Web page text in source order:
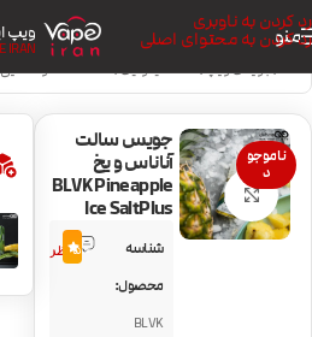
رد کردن به ناوبری
رد کردن به محتوای اصلی
منو ویپ
IRAN
خانه/جویس ویپ/سالت نیکوتین/سالت خنک و نعنایی
ناموجو
د
بزرگنمایی تصویر
جویس سالت
آناناس و یخ
BLVK Pineapple
Ice SaltPlus
شناسه
محصول:
BLVK
1
نظر5.0